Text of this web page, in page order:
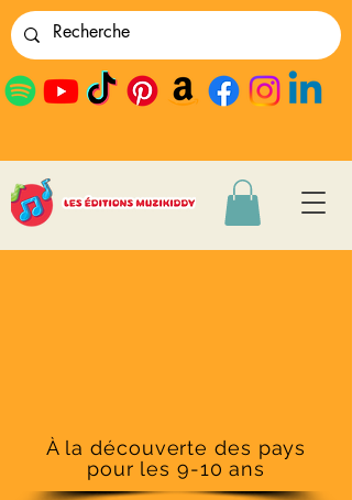
À la découverte des pays
pour les 9-10 ans